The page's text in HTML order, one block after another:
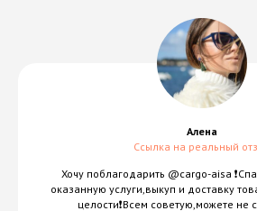
Алена
Ссылка на реальный
Хочу поблагодарить @cargo-aisa
оказанную услуги,выкуп и доставку
целости❗️Всем советую,можете не